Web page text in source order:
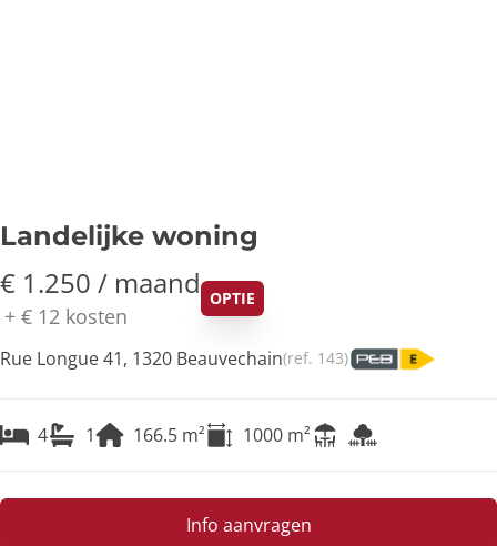
Landelijke woning
€ 1.250 / maand
+ € 12 kosten
OPTIE
Rue Longue 41, 1320 Beauvechain(ref. 143)
4 1 166.5 m² 1000 m²
Info aanvragen